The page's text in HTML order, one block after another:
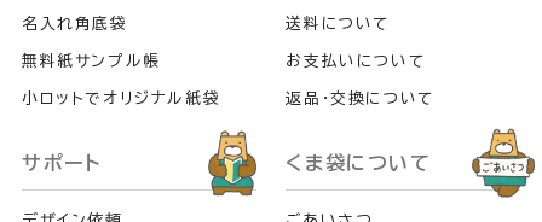
名入れ角底袋
無料紙サンプル帳
小ロットでオリジナル紙袋
送料について
お支払いについて
返品・交換について
サポート くま袋について